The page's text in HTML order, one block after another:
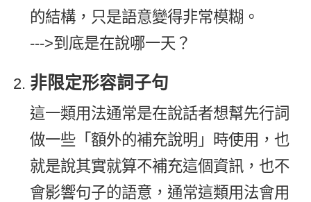
的結構，只是語意變得非常模糊。
--->到底是在說哪一天？
非限定形容詞子句
這一類用法通常是在說話者想幫先行詞
做一些「額外的補充說明」時使用，也
就是說其實就算不補充這個資訊，也不
會影響句子的語意，通常這類用法會用